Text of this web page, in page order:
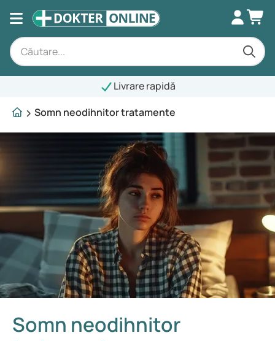
Livrare rapidă
Somn neodihnitor tratamente
Somn neodihnitor